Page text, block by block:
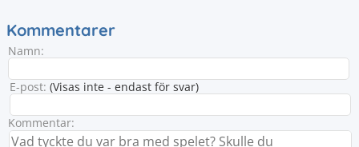
Kommentarer
Namn:
E-post: (Visas inte - endast för svar)
Kommentar: